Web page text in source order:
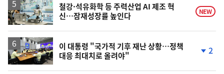
철강·석유화학 등 주력산업 AI 제조 혁
신…잠재성장률 높인다
NEW
이 대통령 "국가적 기후 재난 상황…정책
대응 최대치로 올려야"
계
2